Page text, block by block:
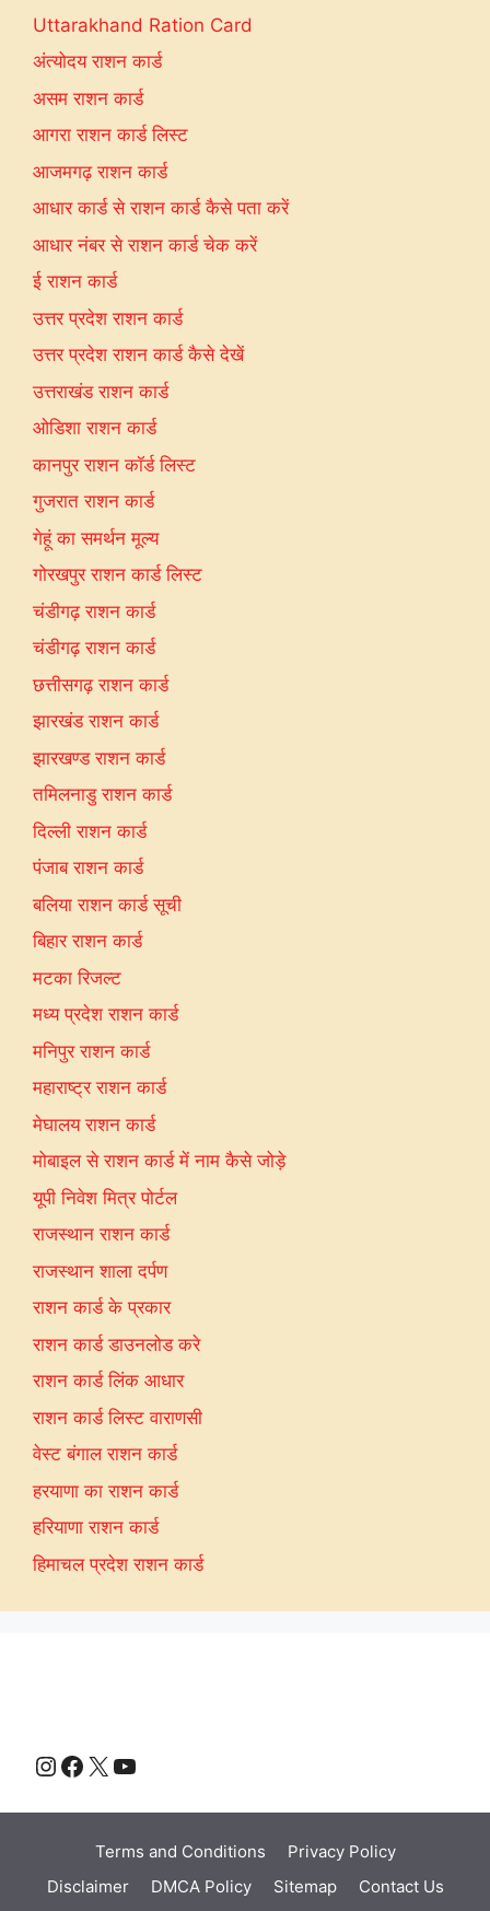
Uttarakhand Ration Card
अंत्योदय राशन कार्ड
असम राशन कार्ड
आगरा राशन कार्ड लिस्ट
आजमगढ़ राशन कार्ड
आधार कार्ड से राशन कार्ड कैसे पता करें
आधार नंबर से राशन कार्ड चेक करें
ई राशन कार्ड
उत्तर प्रदेश राशन कार्ड
उत्तर प्रदेश राशन कार्ड कैसे देखें
उत्तराखंड राशन कार्ड
ओडिशा राशन कार्ड
कानपुर राशन कॉर्ड लिस्ट
गुजरात राशन कार्ड
गेहूं का समर्थन मूल्य
गोरखपुर राशन कार्ड लिस्ट
चंडीगढ़ राशन कार्ड
चंडीगढ़ राशन कार्ड
छत्तीसगढ़ राशन कार्ड
झारखंड राशन कार्ड
झारखण्ड राशन कार्ड
तमिलनाडु राशन कार्ड
दिल्ली राशन कार्ड
पंजाब राशन कार्ड
बलिया राशन कार्ड सूची
बिहार राशन कार्ड
मटका रिजल्ट
मध्य प्रदेश राशन कार्ड
मनिपुर राशन कार्ड
महाराष्ट्र राशन कार्ड
मेघालय राशन कार्ड
मोबाइल से राशन कार्ड में नाम कैसे जोड़े
यूपी निवेश मित्र पोर्टल
राजस्थान राशन कार्ड
राजस्थान शाला दर्पण
राशन कार्ड के प्रकार
राशन कार्ड डाउनलोड करे
राशन कार्ड लिंक आधार
राशन कार्ड लिस्ट वाराणसी
वेस्ट बंगाल राशन कार्ड
हरयाणा का राशन कार्ड
हरियाणा राशन कार्ड
हिमाचल प्रदेश राशन कार्ड
Instagram
Facebook
X YouTube
Terms and Conditions
Privacy Policy
Disclaimer
DMCA Policy Sitemap Contact Us